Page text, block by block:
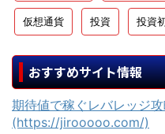
仮想通貨 投資 投資
おすすめサイト情報
期待値で稼ぐレバレッジ
(https://jirooooo.com/)